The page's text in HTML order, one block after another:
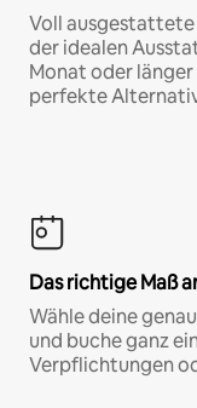
Voll
der idealen
Monat oder
perfekte
Das richtige Maß
Wähle deine
und buche ganz
Verpflichtungen